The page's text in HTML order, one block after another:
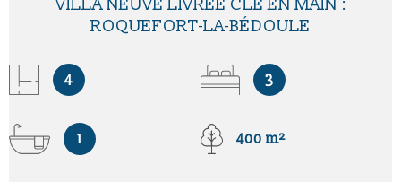
VILLA NEUVE LIVRÉE CLÉ EN MAIN :
ROQUEFORT-LA-BÉDOULE
4 3
1 400 m²